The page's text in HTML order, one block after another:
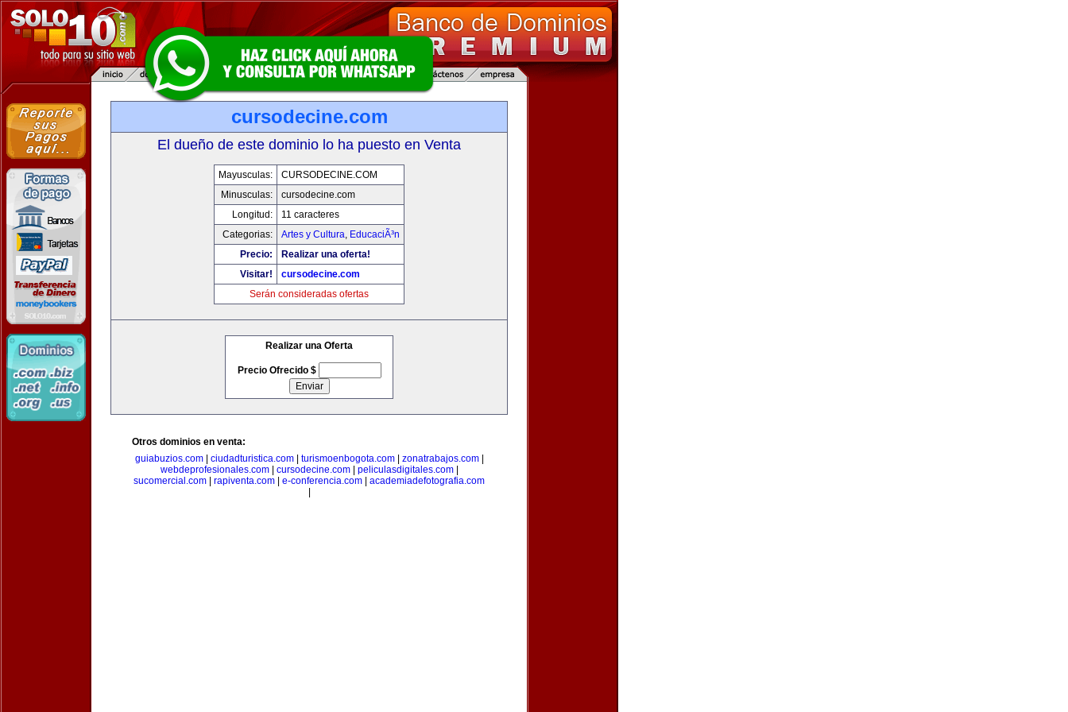
cursodecine.com
El dueño de este dominio lo ha puesto en Venta
Mayusculas:
CURSODECINE.COM
Minusculas:
cursodecine.com
Longitud:
11 caracteres
Categorias:
Artes y Cultura, EducaciÃ³n
Precio:
Realizar una oferta!
Visitar!
cursodecine.com
Serán consideradas ofertas
Realizar una Oferta
Precio Ofrecido $
Otros dominios en venta:
guiabuzios.com| ciudadturistica.com| turismoenbogota.com| zonatrabajos.com|
webdeprofesionales.com| cursodecine.com| peliculasdigitales.com|
sucomercial.com
rapiventa.com e-conferencia.com
academiadefotografia.com